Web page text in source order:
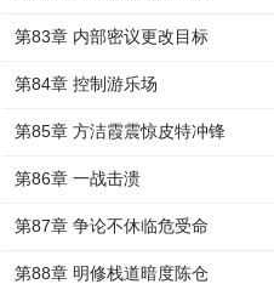
第83章 内部密议更改目标
第84章 控制游乐场
第85章 方洁霞震惊皮特冲锋
第86章 一战击溃
第87章 争论不休临危受命
第88章 明修栈道暗度陈仓